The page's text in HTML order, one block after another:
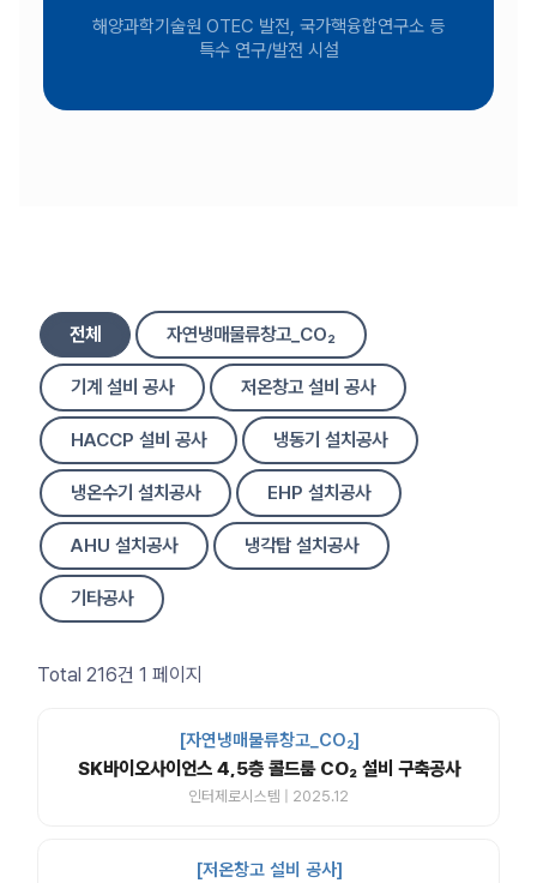
해양과학기술원 OTEC 발전, 국가핵융합연구소 등
특수 연구/발전 시설
전체 자연냉매물류창고_CO₂
기계 설비 공사 저온창고 설비 공사
HACCP 설비 공사 냉동기 설치공사
냉온수기 설치공사 EHP 설치공사
AHU 설치공사 냉각탑 설치공사
기타공사
Total 216건 1 페이지
[자연냉매물류창고_CO₂]
SK바이오사이언스 4,5층 콜드룸 CO₂ 설비 구축공사
인터제로시스템 | 2025.12
[저온창고 설비 공사]